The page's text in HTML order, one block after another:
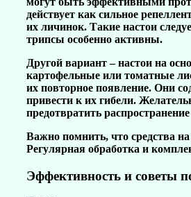
действует как сильное
их личинок. Такие настои
трипсы особенно активны.
Другой вариант – настои на
картофельные или томатные
их повторное появление. Они
привести к их гибели.
предотвратить
Важно помнить, что средства
Регулярная обработка и
Эффективность и советы